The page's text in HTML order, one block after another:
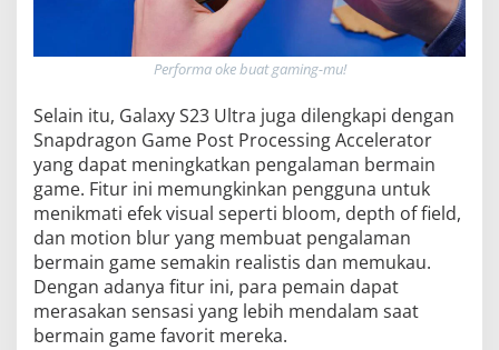
Performa oke buat gaming-mu!
Selain itu, Galaxy S23 Ultra juga dilengkapi dengan
Snapdragon Game Post Processing Accelerator
yang dapat meningkatkan pengalaman bermain
game. Fitur ini memungkinkan pengguna untuk
menikmati efek visual seperti bloom, depth of field,
dan motion blur yang membuat pengalaman
bermain game semakin realistis dan memukau.
Dengan adanya fitur ini, para pemain dapat
merasakan sensasi yang lebih mendalam saat
bermain game favorit mereka.